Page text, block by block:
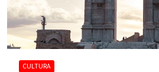
CULTURA